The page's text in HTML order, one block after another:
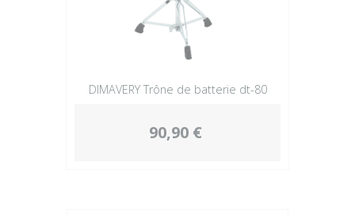
DIMAVERY Trône de batterie dt-80
90,90 €